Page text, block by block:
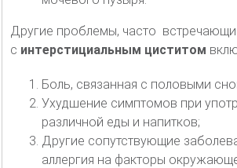
Другие проблемы, часто
с интерстициальным циститом
Боль, связанная с половыми
Ухудшение симптомов при
различной еды и напитков;
Другие сопутствующие
аллергия на факторы